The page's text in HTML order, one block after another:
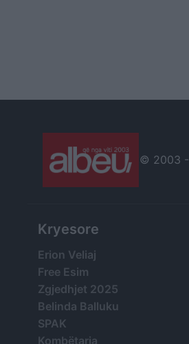
© 2003 -
Kryesore
Erion Veliaj
Free Esim
Zgjedhjet 2025
Belinda Balluku
SPAK
Kombëtarja